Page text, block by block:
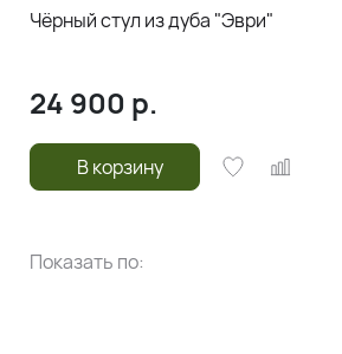
Чёрный стул из дуба "Эври"
24 900 р.
В корзину
Показать по: